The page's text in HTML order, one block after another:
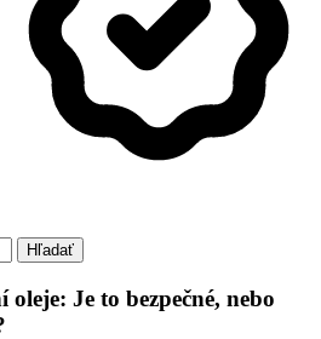
Hľadať
Je to bezpečné, nebo